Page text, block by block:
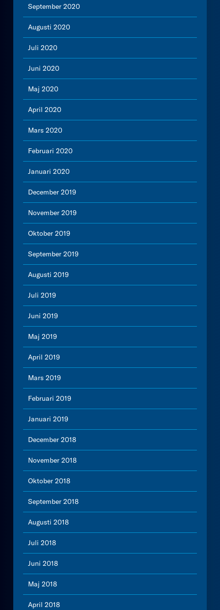
September 2020
Augusti 2020
Juli 2020
Juni 2020
Maj 2020
April 2020
Mars 2020
Februari 2020
Januari 2020
December 2019
November 2019
Oktober 2019
September 2019
Augusti 2019
Juli 2019
Juni 2019
Maj 2019
April 2019
Mars 2019
Februari 2019
Januari 2019
December 2018
November 2018
Oktober 2018
September 2018
Augusti 2018
Juli 2018
Juni 2018
Maj 2018
April 2018